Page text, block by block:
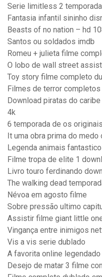
Serie limitless 2
Fantasia infantil sininho
Beasts of no nation – hd
Santos ou soldados imdb
Romeu + julieta filme
O lobo de wall street
Toy story filme completo
Filmes de terror
Download piratas do
4k
6 temporada de os originais
It uma obra prima do
Legenda animais
Filme tropa de elite 1
Livro touro ferdinando
The walking dead
Névoa em agosto filme
Sobre pressão ultimo
Assistir filme giant little
Vingança entre inimigos
Vis a vis serie dublado
A favorita online
Desejo de matar 3 filme